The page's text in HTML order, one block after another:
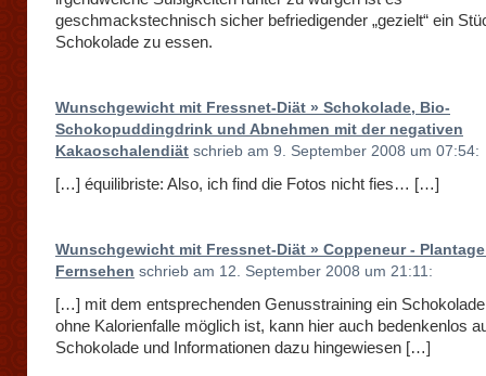
geschmackstechnisch sicher befriedigender „gezielt“ ein
Schokolade zu essen.
Wunschgewicht mit Fressnet-Diät » Schokolade, Bio-
Schokopuddingdrink und Abnehmen mit der negativen
Kakaoschalendiät schrieb am 9. September 2008 um 07:54:
[…] équilibriste: Also, ich find die Fotos nicht fies… […]
Wunschgewicht mit Fressnet-Diät » Coppeneur -
Fernsehen schrieb am 12. September 2008 um 21:11:
[…] mit dem entsprechenden Genusstraining ein
ohne Kalorienfalle möglich ist, kann hier auch bedenkenlos
Schokolade und Informationen dazu hingewiesen […]